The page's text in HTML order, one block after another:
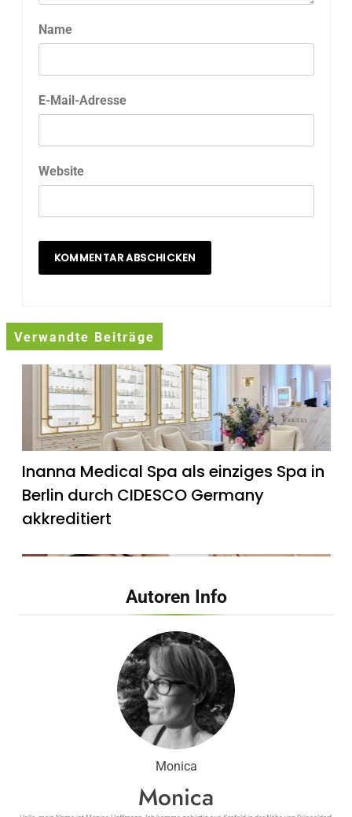
Name
E-Mail-Adresse
Website
Verwandte Beiträge
Inanna Medical Spa als einziges Spa in
Berlin durch CIDESCO Germany
akkreditiert
Inanna Medical Spa präsentiert
exklusives, zertifiziertes Mami-Spa mit
maßgeschneiderten vor- und
nachgeburtlichen Behandlungen
Autoren Info
Monica
Monica
Die perfekten Liegestütze